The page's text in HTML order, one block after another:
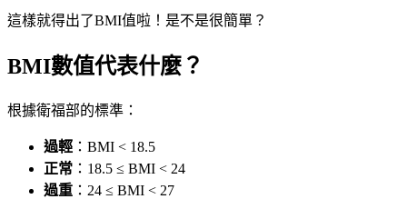
這樣就得出了BMI值啦！是不是很簡單？
BMI數值代表什麼？
根據衛福部的標準：
過輕 ：BMI < 18.5
正常 ：18.5 ≤ BMI < 24
過重 ：24 ≤ BMI < 27